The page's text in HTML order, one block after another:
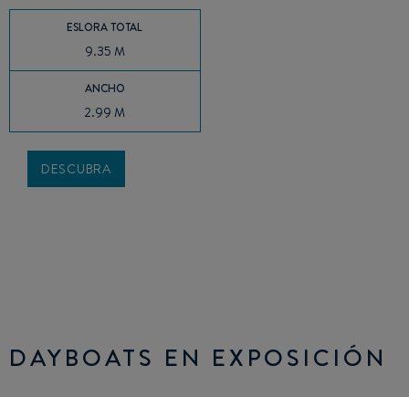
ESLORA TOTAL
9.35 M
ANCHO
2.99 M
DESCUBRA
DAYBOATS EN EXPOSICIÓN